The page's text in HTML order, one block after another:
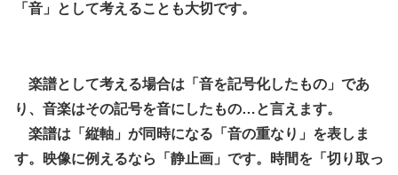
「音」として考えることも大切です。
楽譜として考える場合は「音を記号化したもの」であ
り、音楽はその記号を音にしたもの…と言えます。
楽譜は「縦軸」が同時になる「音の重なり」を表しま
す。映像に例えるなら「静止画」です。時間を「切り取っ